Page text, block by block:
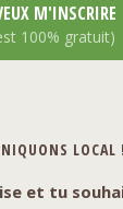
M'INSCRIRE
100% gratuit)
LOCAL !
et tu